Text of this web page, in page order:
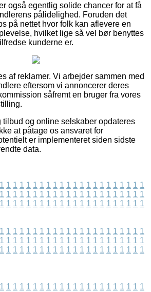
også egentlig solide chancer for at få
pålidelighed. Foruden det
på nettet hvor folk kan aflevere en
hvilket lige så vel bør benyttes
kunderne er.
af reklamer. Vi arbejder sammen med
eftersom vi annoncerer deres
såfremt en bruger fra vores
og online selskaber opdateres
at påtage os ansvaret for
er implementeret siden sidste
data.
1 1 1 1 1 1 1 1 1 1 1 1 1 1 1 1 1 1 1 1 1 1
1 1 1 1 1 1 1 1 1 1 1 1 1 1 1 1 1 1 1 1 1 1
1 1 1 1 1 1 1 1 1 1 1 1 1 1 1 1 1 1 1 1 1 1
1 1 1 1 1 1 1 1 1 1 1 1 1 1 1 1 1 1 1 1 1 1
1 1 1 1 1 1 1 1 1 1 1 1 1 1 1 1 1 1 1 1 1 1
1 1 1 1 1 1 1 1 1 1 1 1 1 1 1 1 1 1 1 1 1 1
1 1 1 1 1 1 1 1 1 1 1 1 1 1 1 1 1 1 1 1 1 1